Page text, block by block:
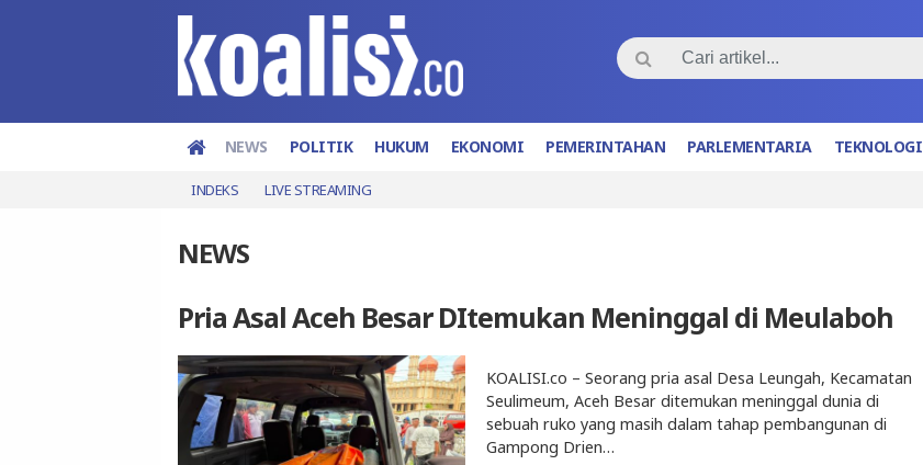
NEWS POLITIK HUKUM EKONOMI PEMERINTAHAN PARLEMENTARIA TEKNOLOGI
INDEKS LIVE STREAMING
NEWS
Pria Asal Aceh Besar DItemukan Meninggal di Meulaboh
KOALISI.co – Seorang pria asal Desa Leungah, Kecamatan
Seulimeum, Aceh Besar ditemukan meninggal dunia di
sebuah ruko yang masih dalam tahap pembangunan di
Gampong Drien…